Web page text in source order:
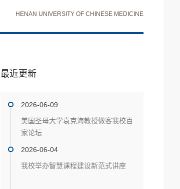
HENAN UNIVERSITY OF CHINESE MEDICINE
最近更新
2026-06-09
美国圣母大学袁克海教授做客我校百
家论坛
2026-06-04
我校举办智慧课程建设新范式讲座